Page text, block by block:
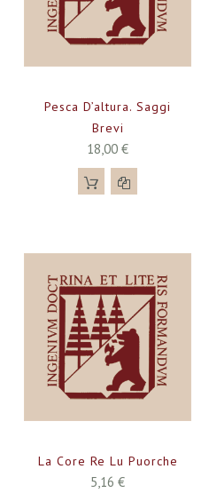
Pesca D’altura. Saggi
Brevi
18,00 €
La Core Re Lu Puorche
5,16 €